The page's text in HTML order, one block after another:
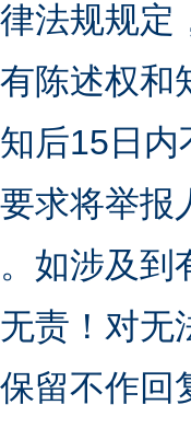
法规规
陈述权
后15日
求将举
如涉及
责！对
留不作